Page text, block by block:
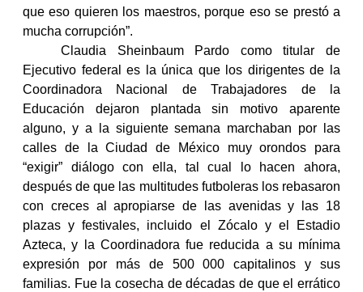
que eso quieren los maestros, porque eso se prestó a
mucha corrupción”.
Claudia Sheinbaum Pardo como titular de
Ejecutivo federal es la única que los dirigentes de la
Coordinadora Nacional de Trabajadores de la
Educación dejaron plantada sin motivo aparente
alguno, y a la siguiente semana marchaban por las
calles de la Ciudad de México muy orondos para
“exigir” diálogo con ella, tal cual lo hacen ahora,
después de que las multitudes futboleras los rebasaron
con creces al apropiarse de las avenidas y las 18
plazas y festivales, incluido el Zócalo y el Estadio
Azteca, y la Coordinadora fue reducida a su mínima
expresión por más de 500 000 capitalinos y sus
familias. Fue la cosecha de décadas de que el errático